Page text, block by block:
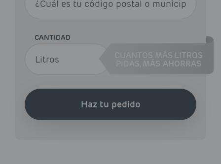
CANTIDAD
CUANTOS MÁS LITROS
MÁS AHORRAS
Haz tu pedido